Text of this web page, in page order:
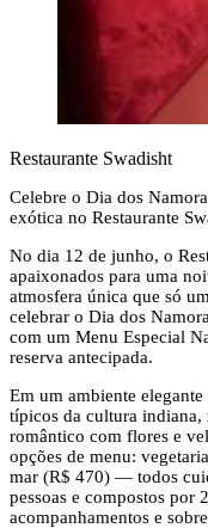
Restaurante Swadisht
Celebre o Dia dos
exótica no Restaurante
No dia 12 de junho, o
apaixonados para uma
atmosfera única que só
celebrar o Dia dos
com um Menu Especial
reserva antecipada.
Em um ambiente
típicos da cultura indiana,
romântico com flores e
opções de menu:
mar (R$ 470) — todos
pessoas e compostos por
acompanhamentos e